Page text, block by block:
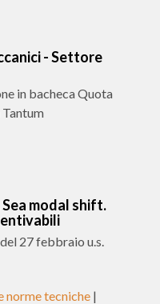
- Settore
in bacheca Quota
modal shift.
27 febbraio u.s.
norme tecniche |